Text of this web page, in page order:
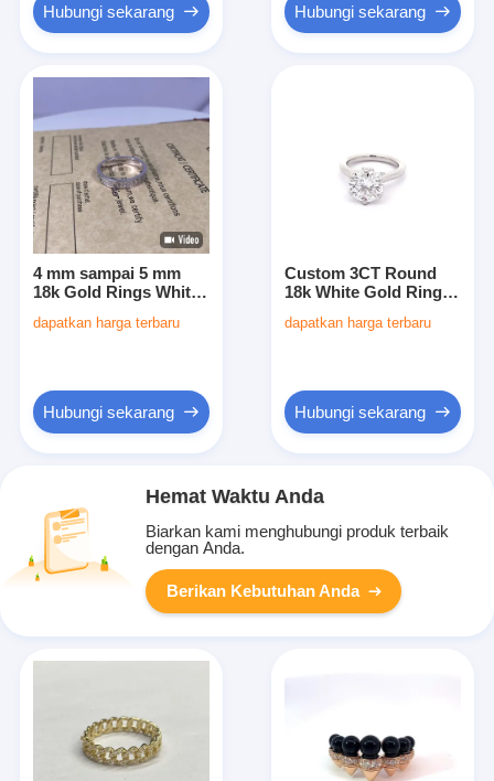
Hubungi sekarang Hubungi sekarang
4 mm sampai 5 mm
18k Gold Rings White
Ring Band With
dapatkan harga terbaru
Hubungi sekarang
Custom 3CT Round
18k White Gold Ring
Gold Wedding Band
dapatkan harga terbaru
Hubungi sekarang
Hemat Waktu Anda
Biarkan kami menghubungi produk terbaik
dengan Anda.
Berikan Kebutuhan Anda